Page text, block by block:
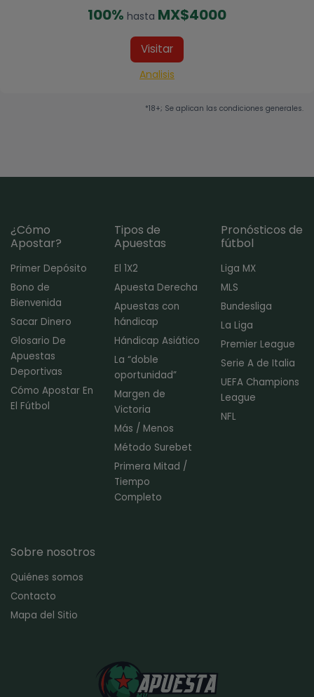
100% hasta MX$4000
Visitar
Analisis
*18+; Se aplican las condiciones generales.
¿Cómo
Apostar?
Primer Depósito
Bono de
Bienvenida
Sacar Dinero
Glosario De
Apuestas
Deportivas
Cómo Apostar En
El Fútbol
Tipos de
Apuestas
El 1X2
Apuesta Derecha
Apuestas con
hándicap
Hándicap Asiático
La “doble
oportunidad”
Margen de
Victoria
Más / Menos
Método Surebet
Primera Mitad /
Tiempo
Completo
Pronósticos de
fútbol
Liga MX
MLS
Bundesliga
La Liga
Premier League
Serie A de Italia
UEFA Champions
League
NFL
Sobre nosotros
Quiénes somos
Contacto
Mapa del Sitio